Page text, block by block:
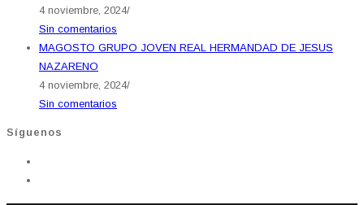
4 noviembre, 2024/
Sin comentarios
MAGOSTO GRUPO JOVEN REAL HERMANDAD DE JESUS
NAZARENO
4 noviembre, 2024/
Sin comentarios
Síguenos